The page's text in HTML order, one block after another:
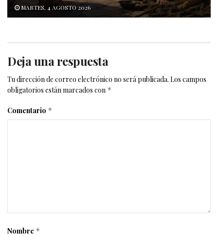
MARTES, 4 AGOSTO 2026
Deja una respuesta
Tu dirección de correo electrónico no será publicada. Los campos
obligatorios están marcados con *
Comentario *
Nombre *